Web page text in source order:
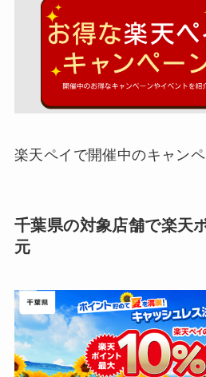
楽天ペイで開催中のキャンペ
千葉県の対象店舗で楽天
元